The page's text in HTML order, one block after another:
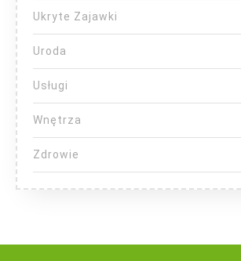
Ukryte Zajawki
Uroda
Usługi
Wnętrza
Zdrowie